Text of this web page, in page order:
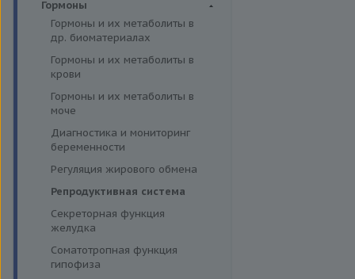
эффективности АСИТ
Симптомные профили
жирные кислоты
Липидный обмен
острофазовые белки
сосудистых заболеваний
Обмен белков
Обмен железа
Пигментный обмен
Углеводный обмен
Ферменты
Гормоны
Гормоны и их метаболиты в
др. биоматериалах
Гормоны и их метаболиты в
крови
Гормоны и их метаболиты в
моче
Диагностика и мониторинг
беременности
Регуляция жирового обмена
Репродуктивная система
Секреторная функция
желудка
Соматотропная функция
гипофиза